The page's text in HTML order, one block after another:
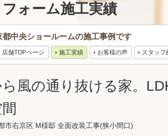
ォーム施工実績
都中央ショールームの施工事例です
店舗TOPページ 施工実績 お客様の声 スタッフ
風の通り抜ける家。
市右京区 M様邸 全面改装工事(狭小間口)